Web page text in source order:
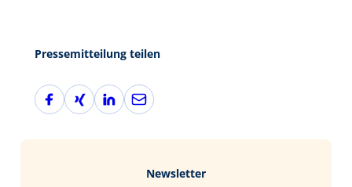
Pressemitteilung teilen
F
a
X
i
L
i
E
-
Newsletter